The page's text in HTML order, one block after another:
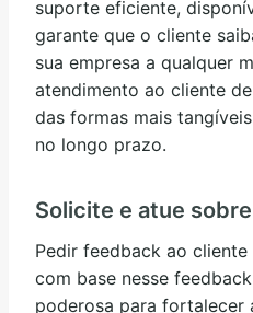
suporte eficiente,
garante que o cliente
sua empresa a qualquer
atendimento ao cliente
das formas mais
no longo prazo.
Solicite e atue
Pedir feedback ao
com base nesse
poderosa para fortalecer